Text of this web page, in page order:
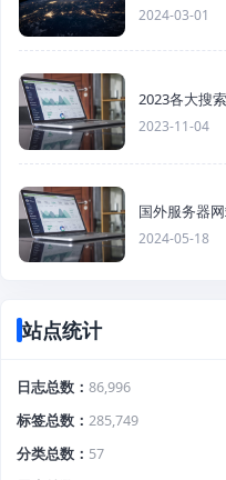
2024-03-01
2023各大搜
2023-11-04
国外服务器
2024-05-18
站点统计
日志总数 86,996
标签总数
285,749
分类总数
57